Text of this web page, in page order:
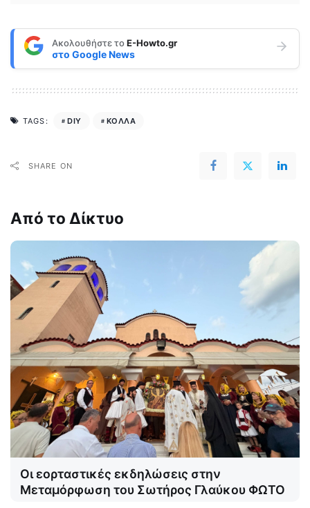
Ακολουθήστε τοE-Howto.gr
στο Google News
TAGS: DIY ΚΟΛΛΑ
SHARE ON
Από το Δίκτυο
Οι εορταστικές εκδηλώσεις στην
Μεταμόρφωση του Σωτήρος Γλαύκου ΦΩΤΟ